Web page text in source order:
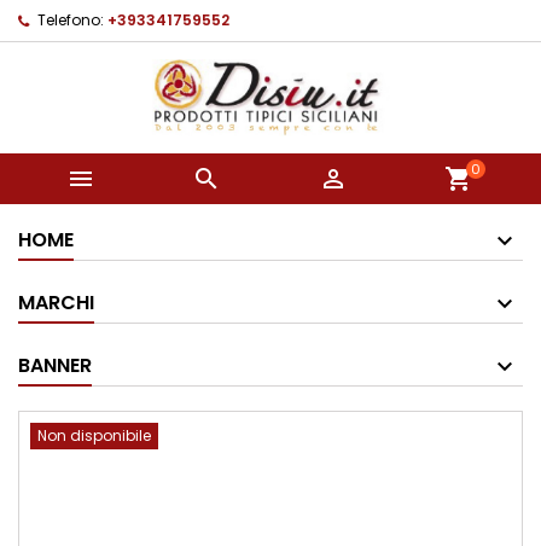
Telefono: +393341759552
   shopping_cart0
HOME
MARCHI
BANNER
Non disponibile